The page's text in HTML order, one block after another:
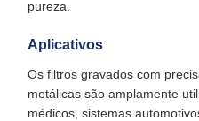
pureza.
Aplicativos
Os filtros gravados com
metálicas são amplamente
médicos, sistemas